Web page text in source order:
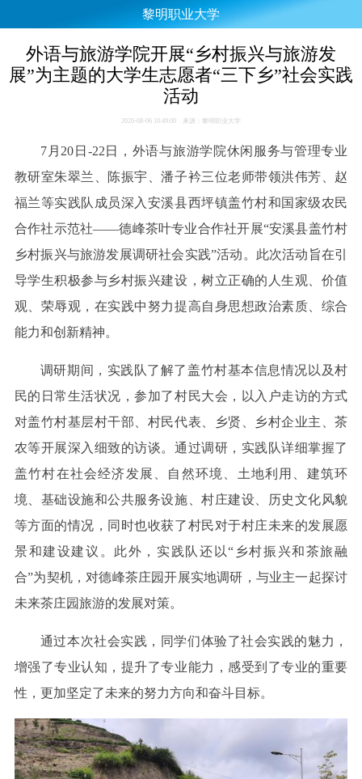
黎明职业大学
外语与旅游学院开展“乡村振兴与旅游发
展”为主题的大学生志愿者“三下乡”社会实践
活动
2020-08-06 10:49:00 来源：黎明职业大学
7月20日-22日，外语与旅游学院休闲服务与管理专业
教研室朱翠兰、陈振宇、潘子衿三位老师带领洪伟芳、赵
福兰等实践队成员深入安溪县西坪镇盖竹村和国家级农民
合作社示范社——德峰茶叶专业合作社开展“安溪县盖竹村
乡村振兴与旅游发展调研社会实践”活动。此次活动旨在引
导学生积极参与乡村振兴建设，树立正确的人生观、价值
观、荣辱观，在实践中努力提高自身思想政治素质、综合
能力和创新精神。
调研期间，实践队了解了盖竹村基本信息情况以及村
民的日常生活状况，参加了村民大会，以入户走访的方式
对盖竹村基层村干部、村民代表、乡贤、乡村企业主、茶
农等开展深入细致的访谈。通过调研，实践队详细掌握了
盖竹村在社会经济发展、自然环境、土地利用、建筑环
境、基础设施和公共服务设施、村庄建设、历史文化风貌
等方面的情况，同时也收获了村民对于村庄未来的发展愿
景和建设建议。此外，实践队还以“乡村振兴和茶旅融
合”为契机，对德峰茶庄园开展实地调研，与业主一起探讨
未来茶庄园旅游的发展对策。
通过本次社会实践，同学们体验了社会实践的魅力，
增强了专业认知，提升了专业能力，感受到了专业的重要
性，更加坚定了未来的努力方向和奋斗目标。